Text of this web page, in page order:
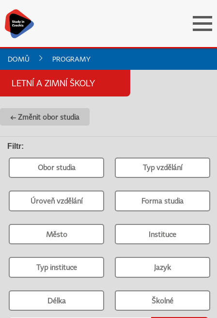
DOMŮ PROGRAMY
LETNÍ A ZIMNÍ ŠKOLY
← Změnit obor studia
Filtr:
Obor studia Typ vzdělání
Úroveň vzdělání Forma studia
Město Instituce
Typ instituce Jazyk
Délka Školné